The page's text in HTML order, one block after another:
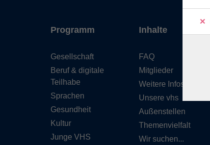
Programm
Gesellschaft
Beruf & digitale
Teilhabe
Sprachen
Gesundheit
Kultur
Junge VHS
Inhalte
FAQ
Mitglieder
Weitere Infos
Unsere vhs
Außenstellen
Themenvielfalt
Wir suchen...